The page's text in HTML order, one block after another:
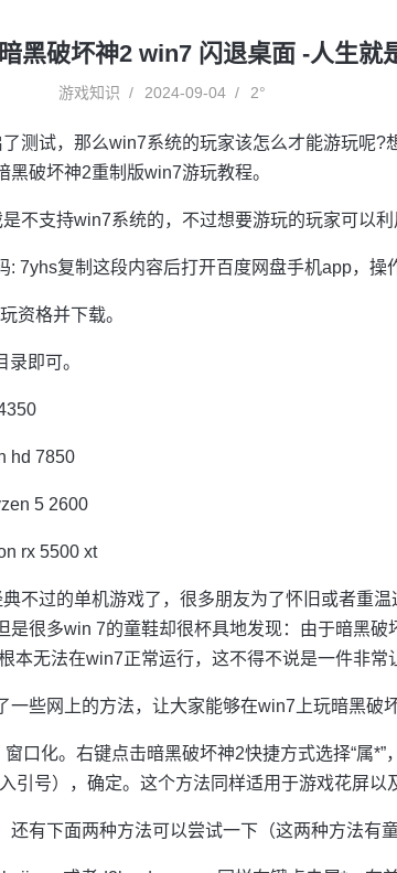
黑破坏神2 win7 闪退桌面 -人生就
游戏知识 2024-09-04 2°
测试，那么win7系统的玩家该怎么才能游玩呢?
破坏神2重制版win7游玩教程。
不支持win7系统的，不过想要游玩的玩家可以利
: 7yhs复制这段内容后打开百度网盘手机app，操
资格并下载。
即可。
hd 7850
5 2600
rx 5500 xt
典不过的单机游戏了，很多朋友为了怀旧或者重
很多win 7的童鞋却很杯具地发现：由于暗黑破
本无法在win7正常运行，这不得不说是一件非常
些网上的方法，让大家能够在win7上玩暗黑破坏
口化。右键点击暗黑破坏神2快捷方式选择“属*”
引号），确定。这个方法同样适用于游戏花屏以
有下面两种方法可以尝试一下（这两种方法有童